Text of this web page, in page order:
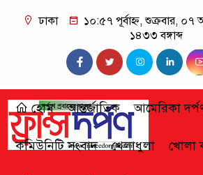
ঢাকা
১০:৫৭ পূর্বাহ্ন, শুক্রবার, ০৭
১৪৩৩ বঙ্গাব্দ
হোম আন্তর্জাতিক আমেরিকা
কমিউনিটি সংবাদ খেলাধুলা খোলা